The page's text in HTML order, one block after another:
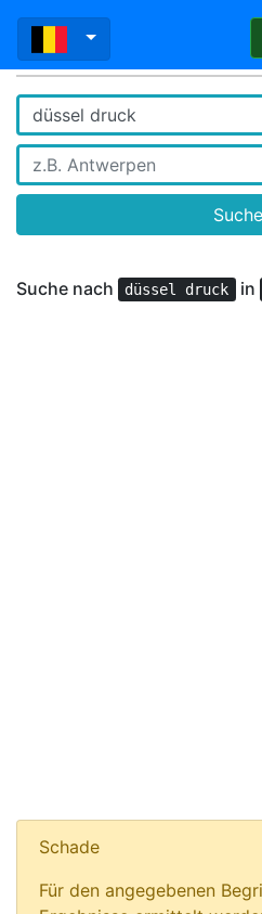
Suche nach düssel druck in
Schade
Für den angegebenen